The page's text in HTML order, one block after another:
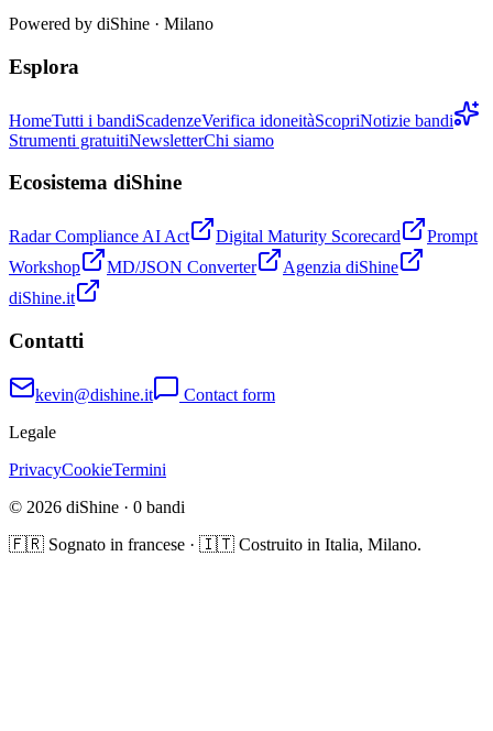
Powered by diShine · Milano
Esplora
HomeTutti i bandiScadenzeVerifica idoneitàScopriNotizie bandi
Strumenti gratuitiNewsletterChi siamo
Ecosistema diShine
Radar Compliance AI Act Digital Maturity Scorecard
Prompt
Workshop
MD/JSON Converter
Agenzia diShine
diShine.it
Contatti
kevin@dishine.it
Contact form
Legale
PrivacyCookieTermini
© 2026 diShine · 0 bandi
🇫🇷 Sognato in francese · 🇮🇹 Costruito in Italia, Milano.